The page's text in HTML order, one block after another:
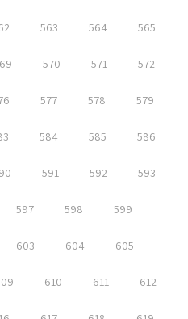
563 564 565
570 571 572
577 578 579
584 585 586
591 592 593
597 598 599
603 604 605
610 611 612